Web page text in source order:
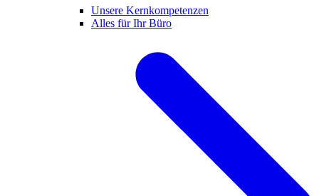
Unsere Kernkompetenzen
Alles für Ihr Büro